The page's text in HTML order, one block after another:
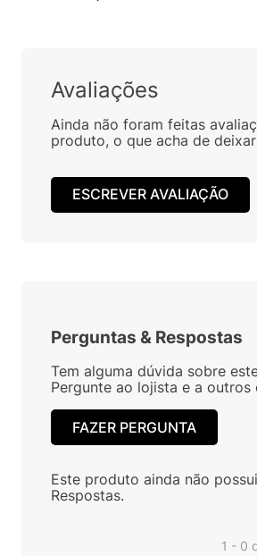
Avaliações
Ainda não foram feitas
produto, o que acha de
ESCREVER AVALIAÇÃO
Perguntas & Respostas
Tem alguma dúvida sobre
Pergunte ao lojista e a outros
FAZER PERGUNTA
Este produto ainda não
Respostas.
1 - 0